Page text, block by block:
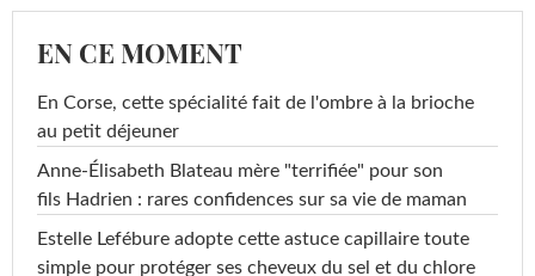
EN CE MOMENT
En Corse, cette spécialité fait de l'ombre à la brioche
au petit déjeuner
Anne-Élisabeth Blateau mère "terrifiée" pour son
fils Hadrien : rares confidences sur sa vie de maman
Estelle Lefébure adopte cette astuce capillaire toute
simple pour protéger ses cheveux du sel et du chlore